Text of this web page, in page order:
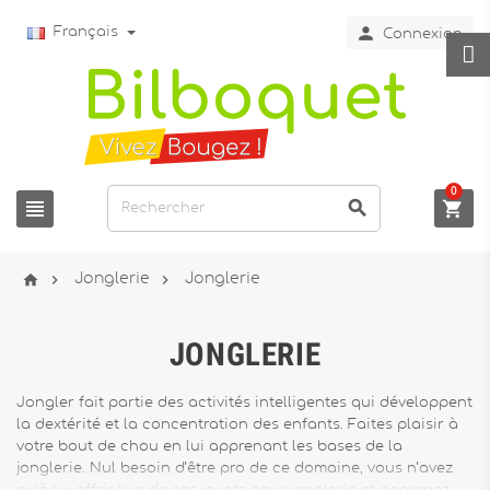
Français  Connexion
  
0
  Jonglerie  Jonglerie
JONGLERIE
Jongler fait partie des activités intelligentes qui développent
la dextérité et la concentration des enfants. Faites plaisir à
votre bout de chou en lui apprenant les bases de la
jonglerie. Nul besoin d’être pro de ce domaine, vous n’avez